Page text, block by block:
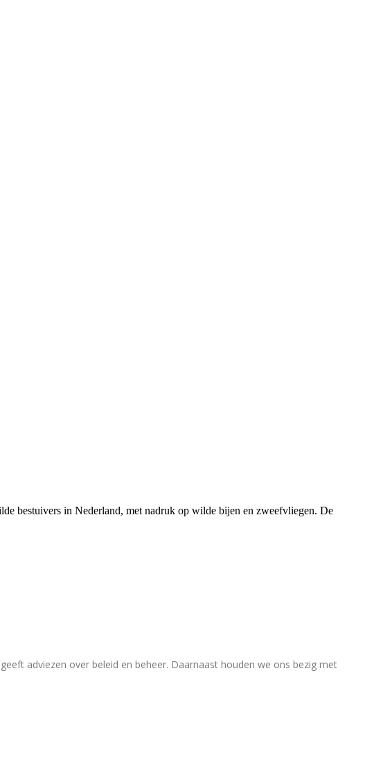
bestuivers in Nederland, met nadruk op wilde bijen en zweefvliegen. De
adviezen over beleid en beheer. Daarnaast houden we ons bezig met